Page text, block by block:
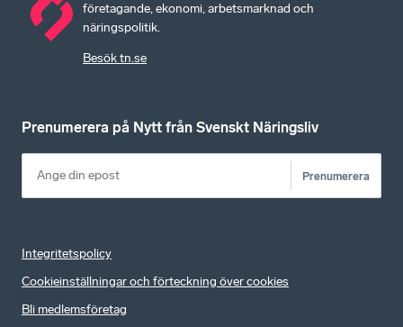
företagande, ekonomi, arbetsmarknad och
näringspolitik.
Besök tn.se
Prenumerera på Nytt från Svenskt Näringsliv
Prenumerera
Integritetspolicy
Cookieinställningar och förteckning över cookies
Bli medlemsföretag